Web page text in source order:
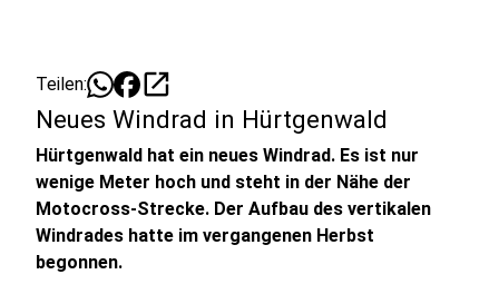
Teilen: open_in_new
Neues Windrad in Hürtgenwald
Hürtgenwald hat ein neues Windrad. Es ist nur
wenige Meter hoch und steht in der Nähe der
Motocross-Strecke. Der Aufbau des vertikalen
Windrades hatte im vergangenen Herbst
begonnen.